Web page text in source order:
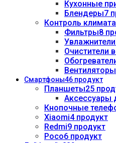
Кухонные
Блендеры7
Контроль климата
Фильтры8
Увлажнители
Очистители
Вентиляторы
Смартфоны46 продукт
Планшеты25
Аксессуары
Кнопочные
Xiaomi4 продукт
Redmi9 продукт
Poco6 продукт